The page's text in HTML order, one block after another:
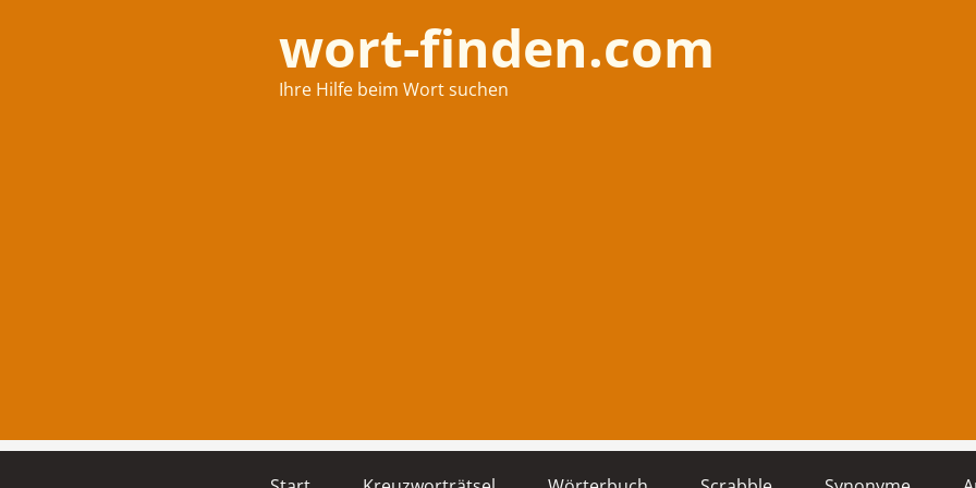
wort-finden.com
Ihre Hilfe beim Wort suchen